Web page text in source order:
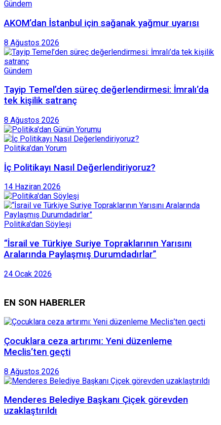
Gündem
AKOM’dan İstanbul için sağanak yağmur uyarısı
8 Ağustos 2026
Gündem
Tayip Temel’den süreç değerlendirmesi: İmralı’da
tek kişilik satranç
8 Ağustos 2026
Politika'dan Yorum
İç Politikayı Nasıl Değerlendiriyoruz?
14 Haziran 2026
Politika'dan Söyleşi
“İsrail ve Türkiye Suriye Topraklarının Yarısını
Aralarında Paylaşmış Durumdadırlar”
24 Ocak 2026
EN SON HABERLER
Çocuklara ceza artırımı: Yeni düzenleme
Meclis’ten geçti
8 Ağustos 2026
Menderes Belediye Başkanı Çiçek görevden
uzaklaştırıldı